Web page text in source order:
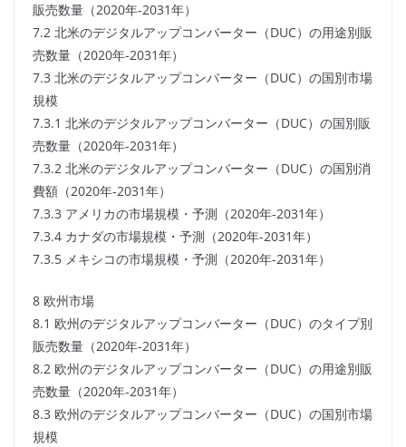
販売数量（2020年-2031年）
7.2 北米のデジタルアップコンバーター（DUC）の用途別販
売数量（2020年-2031年）
7.3 北米のデジタルアップコンバーター（DUC）の国別市場
規模
7.3.1 北米のデジタルアップコンバーター（DUC）の国別販
売数量（2020年-2031年）
7.3.2 北米のデジタルアップコンバーター（DUC）の国別消
費額（2020年-2031年）
7.3.3 アメリカの市場規模・予測（2020年-2031年）
7.3.4 カナダの市場規模・予測（2020年-2031年）
7.3.5 メキシコの市場規模・予測（2020年-2031年）
8 欧州市場
8.1 欧州のデジタルアップコンバーター（DUC）のタイプ別
販売数量（2020年-2031年）
8.2 欧州のデジタルアップコンバーター（DUC）の用途別販
売数量（2020年-2031年）
8.3 欧州のデジタルアップコンバーター（DUC）の国別市場
規模